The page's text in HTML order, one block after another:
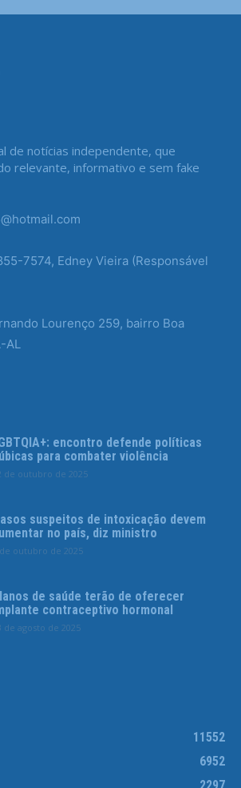
de notícias independente, que
relevante, informativo e sem fake
7574, Edney Vieira (Responsável
Lourenço 259, bairro Boa
AL
encontro defende políticas
para combater violência
de outubro de 2025
suspeitos de intoxicação devem
no país, diz ministro
de outubro de 2025
de saúde terão de oferecer
contraceptivo hormonal
de agosto de 2025
11552
6952